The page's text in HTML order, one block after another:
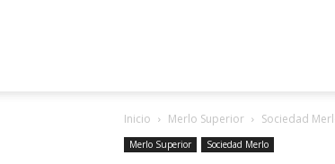
Inicio Merlo Superior Sociedad
Merlo Superior Sociedad Merlo